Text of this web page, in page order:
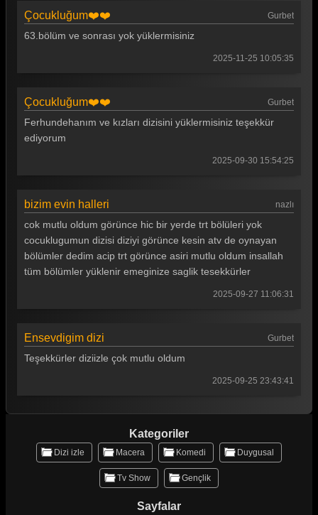
Bizim Evin Halleri 193. Bölüm
Bizim Evin Halleri 190. Bölüm
Bizim Evin Halleri 186. Bölüm
Bizim Evin Halleri 185. Bölüm
Bizim Evin Halleri 184. Bölüm
Bizim Evin Halleri 181. Bölüm
Bizim Evin Halleri 180. Bölüm
Bizim Evin Halleri 178. Bölüm
Bizim Evin Halleri 177. Bölüm
Bizim Evin Halleri 176. Bölüm
Bizim Evin Halleri 175. Bölüm
Çocukluğum❤️❤️ Gurbet
63.bölüm ve sonrası yok yüklermisiniz
2025-11-25 10:05:35
Çocukluğum❤️❤️ Gurbet
Ferhundehanım ve kızları dizisini yüklermisiniz teşekkür
ediyorum
2025-09-30 15:54:25
bizim evin halleri nazlı
cok mutlu oldum görünce hic bir yerde trt bölüleri yok
cocuklugumun dizisi diziyi görünce kesin atv de oynayan
bölümler dedim acip trt görünce asiri mutlu oldum insallah
tüm bölümler yüklenir emeginize saglik tesekkürler
2025-09-27 11:06:31
Ensevdigim dizi Gurbet
Teşekkürler diziizle çok mutlu oldum
2025-09-25 23:43:41
Kategoriler
Dizi izle Macera Komedi Duygusal
Tv Show Gençlik
Sayfalar